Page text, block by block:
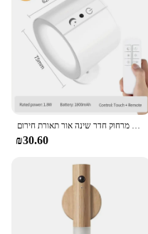
₪30.60